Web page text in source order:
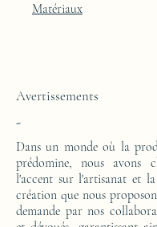
intégration de feuille de
Matériaux
Avertissements
-
Dans un monde où la
prédomine, nous avons
l'accent sur l'artisanat et
création que nous
demande par nos